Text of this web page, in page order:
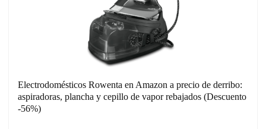
Electrodomésticos Rowenta en Amazon a precio de derribo:
aspiradoras, plancha y cepillo de vapor rebajados (Descuento
-56%)